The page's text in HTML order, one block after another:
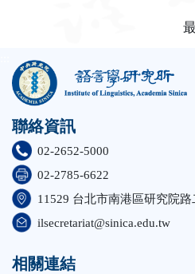
聯絡資訊
02-2652-5000
02-2785-6622
11529 台北市南港區研究院路
ilsecretariat@sinica.edu.tw
相關連結